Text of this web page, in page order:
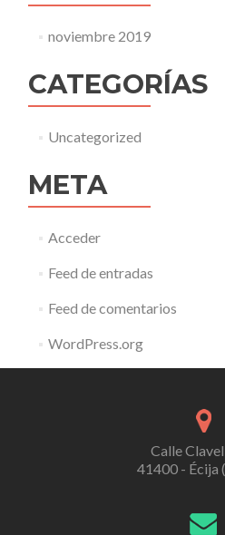
noviembre 2019
CATEGORÍAS
Uncategorized
META
Acceder
Feed de entradas
Feed de comentarios
WordPress.org
Calle
41400 - Écija